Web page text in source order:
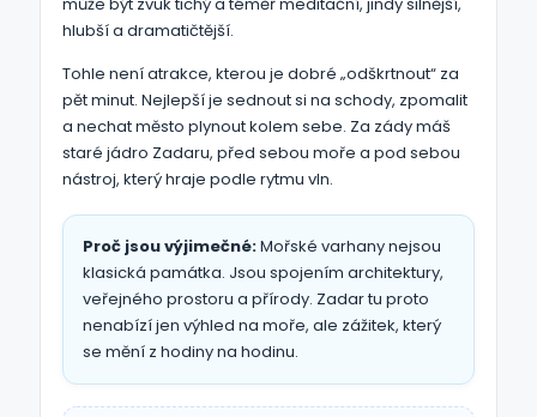
hlubší a dramatičtější.
Tohle není atrakce, kterou je dobré „odškrtnout“ za
pět minut. Nejlepší je sednout si na schody, zpomalit
a nechat město plynout kolem sebe. Za zády máš
staré jádro Zadaru, před sebou moře a pod sebou
nástroj, který hraje podle rytmu vln.
Proč jsou výjimečné:Mořské varhany nejsou
klasická památka. Jsou spojením architektury,
veřejného prostoru a přírody. Zadar tu proto
nenabízí jen výhled na moře, ale zážitek, který
se mění z hodiny na hodinu.